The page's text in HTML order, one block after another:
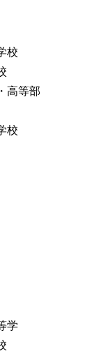
校
高等部
校
学